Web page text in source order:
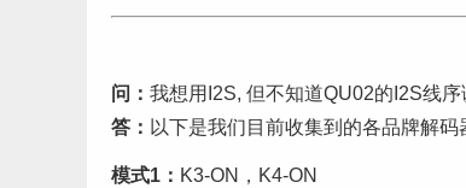
问： 我想用I2S, 但不知道QU02的I2S线
答： 以下是我们目前收集到的各品牌解
模式1： K3-ON，K4-ON